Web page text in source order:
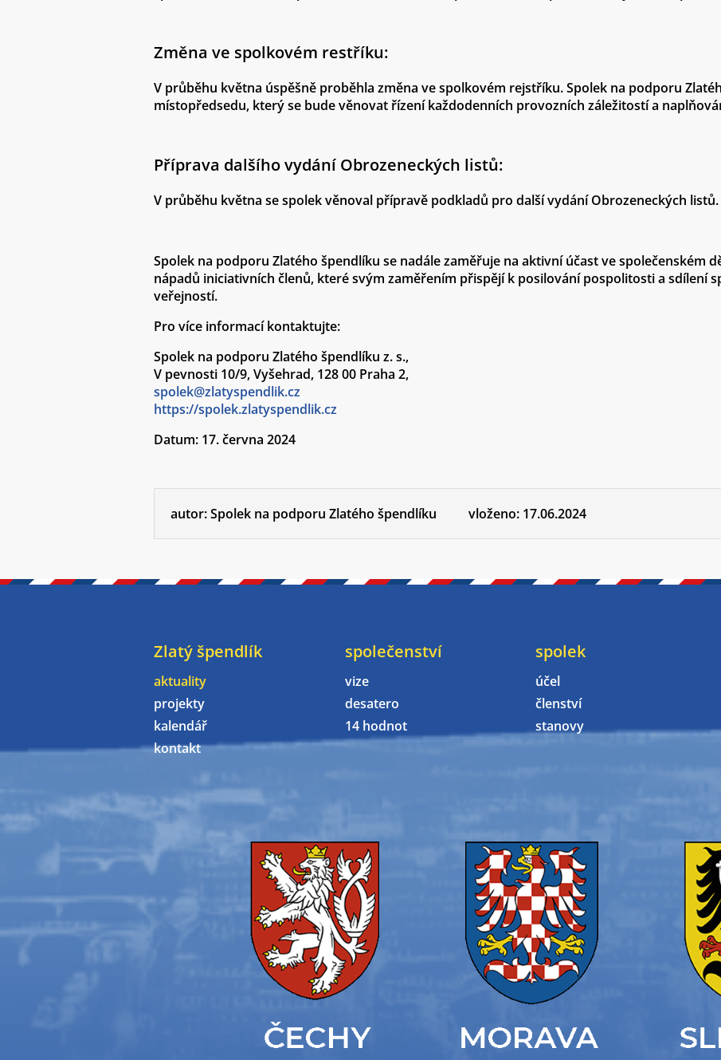
Změna ve spolkovém restříku:
V průběhu května úspěšně proběhla změna ve spolkovém rejstříku. Spolek na podporu
místopředsedu, který se bude věnovat řízení každodenních provozních záležitostí a
Příprava dalšího vydání Obrozeneckých listů:
V průběhu května se spolek věnoval přípravě podkladů pro další vydání Obrozeneckých listů.
Spolek na podporu Zlatého špendlíku se nadále zaměřuje na aktivní účast ve společenském
nápadů iniciativních členů, které svým zaměřením přispějí k posilování pospolitosti a sdílení
veřejností.
Pro více informací kontaktujte:
Spolek na podporu Zlatého špendlíku z. s.,
V pevnosti 10/9, Vyšehrad, 128 00 Praha 2,
spolek@zlatyspendlik.cz
https://spolek.zlatyspendlik.cz
Datum: 17. června 2024
autor:Spolek na podporu Zlatého špendlíku vloženo: 17.06.2024
Zlatý špendlík
aktuality
projekty
kalendář
kontakt
společenství
vize
desatero
14 hodnot
spolek
účel
členství
stanovy